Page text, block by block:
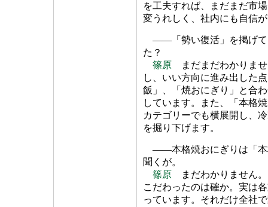
を工夫すれば、まだまだ市
変うれしく、社内にも自信
――「勢い復活」を掲げて
た？
篠原 まだまだわかりませ
し、いい方向に進み出した
飯」、「焼おにぎり」と合
しています。また、「本格
カテゴリーでも横展開し、
を掘り下げます。
――本格焼おにぎりは「本
聞くが。
篠原 まだわかりません。
こだわったのは確か。実は
っています。それだけ全社